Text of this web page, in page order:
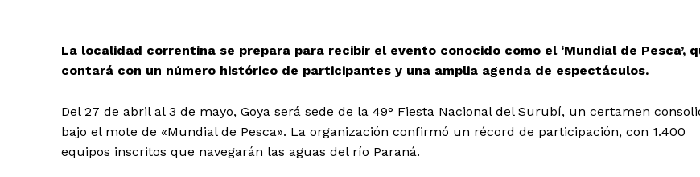
La localidad correntina se prepara para recibir el evento conocido como el ‘Mundial de Pesca’,
contará con un número histórico de participantes y una amplia agenda de espectáculos.
Del 27 de abril al 3 de mayo, Goya será sede de la 49° Fiesta Nacional del Surubí, un certamen
bajo el mote de «Mundial de Pesca». La organización confirmó un récord de participación, con 1.400
equipos inscritos que navegarán las aguas del río Paraná.